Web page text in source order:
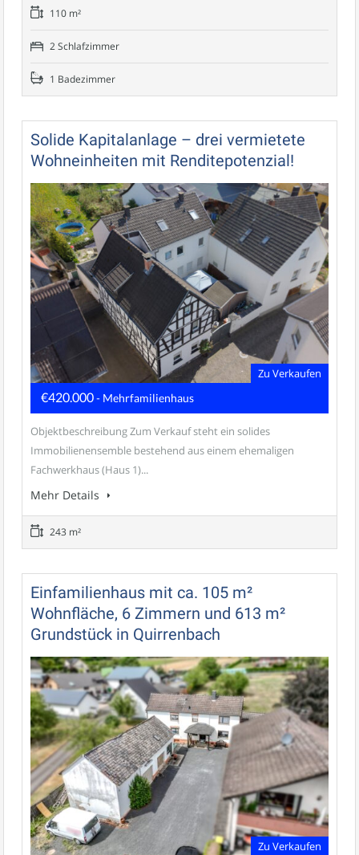
110 m²
2 Schlafzimmer
1 Badezimmer
Solide Kapitalanlage – drei vermietete
Wohneinheiten mit Renditepotenzial!
Zu Verkaufen
€420.000- Mehrfamilienhaus
Objektbeschreibung Zum Verkauf steht ein solides
Immobilienensemble bestehend aus einem ehemaligen
Fachwerkhaus (Haus 1)...
Mehr Details
243 m²
Einfamilienhaus mit ca. 105 m²
Wohnfläche, 6 Zimmern und 613 m²
Grundstück in Quirrenbach
Zu Verkaufen